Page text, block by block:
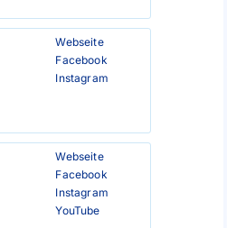
Webseite
Facebook
Instagram
Webseite
Facebook
Instagram
YouTube